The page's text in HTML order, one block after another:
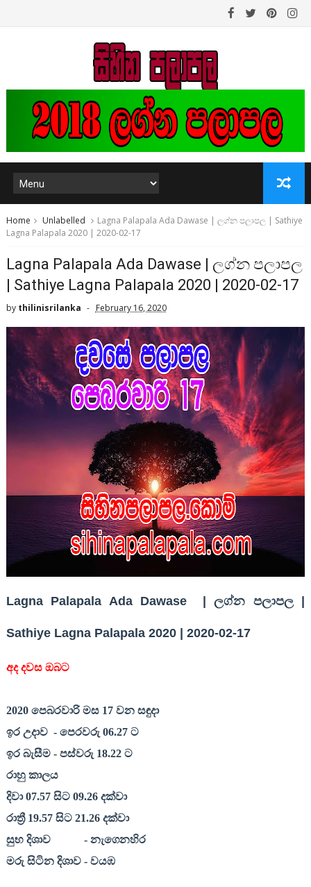
Home Unlabelled
Lagna Palapala Ada Dawase | ලග්න පලාපල | Sathiye
Lagna Palapala 2020 | 2020-02-17
Lagna Palapala Ada Dawase | ලග්න පලාපල
| Sathiye Lagna Palapala 2020 | 2020-02-17
by thilinisrilanka February 16, 2020
Lagna Palapala Ada Dawase | ලග්න පලාපල |
Sathiye Lagna Palapala 2020 | 2020-02-17
අද දවස ඔබට
2020පෙබරවාරි මස 17වන සඳුදා
ඉර උදාව - පෙරවරු 06.27ට
ඉර බැසීම - පස්වරු 18.22ට
රාහු කාලය
දිවා07.57සිට 09.26දක්වා
රාත්‍රී 19.57සිට 21.26දක්වා
සුභ දිශාව
- නැගෙනහිර
මරු සිටින දිශාව - වයඹ